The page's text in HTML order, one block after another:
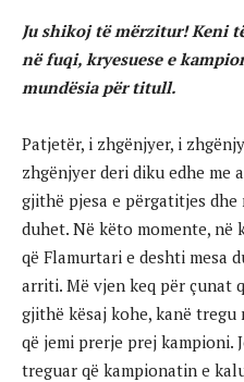
Ju shikoj të mërzitur! Keni
në fuqi, kryesuese e
mundësia për titull.
Patjetër, i zhgënjyer, i
zhgënjyer deri diku edhe me
gjithë pjesa e përgatitjes
duhet. Në këto momente,
që Flamurtari e deshti mesa
arriti. Më vjen keq për çunat
gjithë kësaj kohe, kanë
që jemi prerje prej kampioni.
treguar që kampionatin e